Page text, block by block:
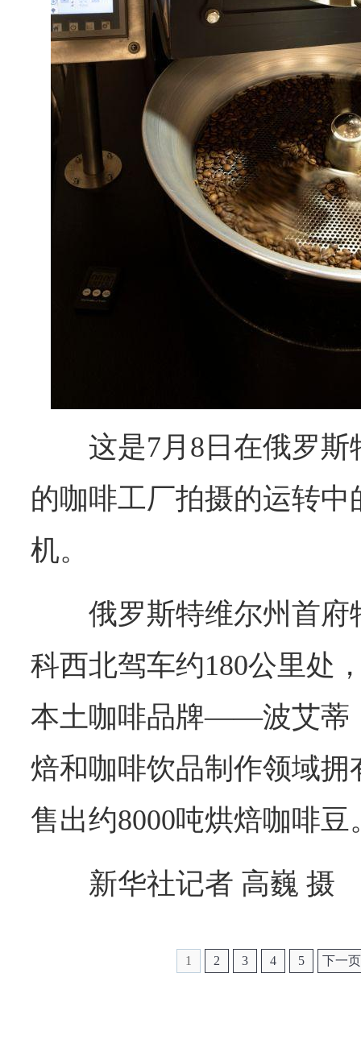
这是7月8日在俄罗
的咖啡工厂拍摄的运转
机。
俄罗斯特维尔州首
科西北驾车约180公里处
本土咖啡品牌——波艾蒂
焙和咖啡饮品制作领域拥
售出约8000吨烘焙咖啡豆
新华社记者 高巍 摄
1 2 3 4 5 下一页